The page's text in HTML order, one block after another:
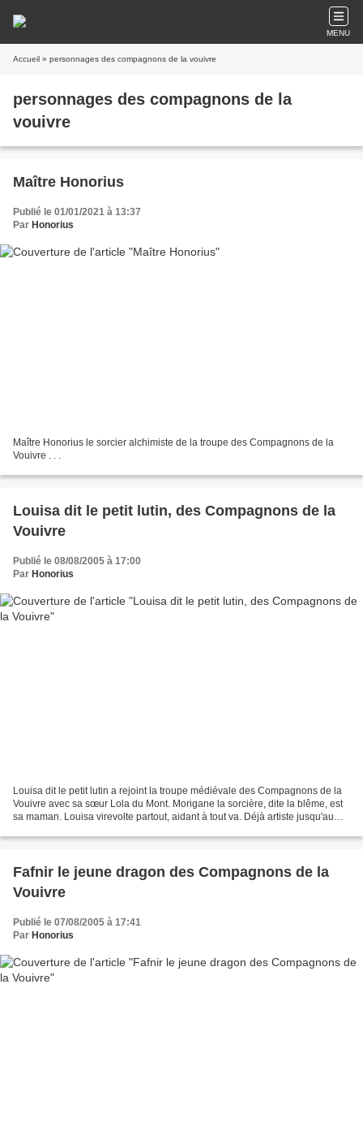
MENU
Accueil » personnages des compagnons de la vouivre
personnages des compagnons de la
vouivre
Maître Honorius
Publié le 01/01/2021 à 13:37
Par Honorius
Maître Honorius le sorcier alchimiste de la troupe des Compagnons de la
Vouivre . . .
Louisa dit le petit lutin, des Compagnons de la
Vouivre
Publié le 08/08/2005 à 17:00
Par Honorius
Louisa dit le petit lutin a rejoint la troupe médiévale des Compagnons de la
Vouivre avec sa sœur Lola du Mont. Morigane la sorcière, dite la blême, est
sa maman. Louisa virevolte partout, aidant à tout va. Déjà artiste jusqu'au
Fafnir le jeune dragon des Compagnons de la
Vouivre
Publié le 07/08/2005 à 17:41
Par Honorius